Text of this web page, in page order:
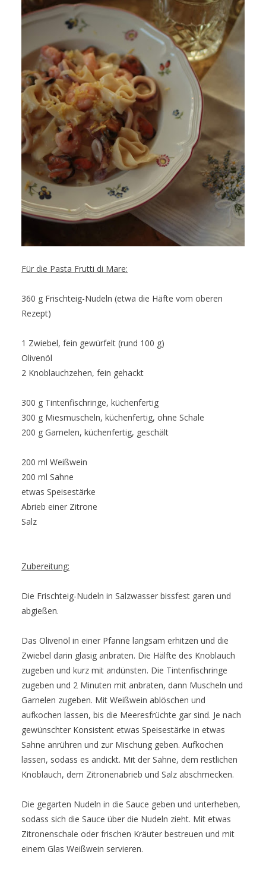
Für die Pasta Frutti di Mare:
360 g Frischteig-Nudeln (etwa die Häfte vom oberen
Rezept)
1 Zwiebel, fein gewürfelt (rund 100 g)
Olivenöl
2 Knoblauchzehen, fein gehackt
300 g Tintenfischringe, küchenfertig
300 g Miesmuscheln, küchenfertig, ohne Schale
200 g Garnelen, küchenfertig, geschält
200 ml Weißwein
200 ml Sahne
etwas Speisestärke
Abrieb einer Zitrone
Salz
Zubereitung:
Die Frischteig-Nudeln in Salzwasser bissfest garen und
abgießen.
Das Olivenöl in einer Pfanne langsam erhitzen und die
Zwiebel darin glasig anbraten. Die Hälfte des Knoblauch
zugeben und kurz mit andünsten. Die Tintenfischringe
zugeben und 2 Minuten mit anbraten, dann Muscheln und
Garnelen zugeben. Mit Weißwein ablöschen und
aufkochen lassen, bis die Meeresfrüchte gar sind. Je nach
gewünschter Konsistent etwas Speisestärke in etwas
Sahne anrühren und zur Mischung geben. Aufkochen
lassen, sodass es andickt. Mit der Sahne, dem restlichen
Knoblauch, dem Zitronenabrieb und Salz abschmecken.
Die gegarten Nudeln in die Sauce geben und unterheben,
sodass sich die Sauce über die Nudeln zieht. Mit etwas
Zitronenschale oder frischen Kräuter bestreuen und mit
einem Glas Weißwein servieren.